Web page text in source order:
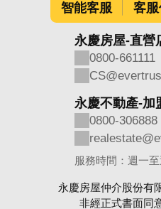
智能客服 客
永慶房屋-直營
0800-661111
永慶不動產-加
0800-306888
服務時間：週一
永慶房屋仲介股份有
非經正式書面同